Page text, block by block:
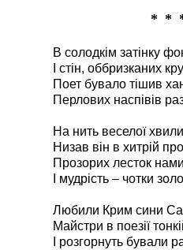
* *
В солодкім затінку
І стін, оббризканих
Поет бувало тішив
Перлових наспівів
На нить веселої
Низав він в хитрій
Прозорих лесток
І мудрість – чотки
Любили Крим сини
Майстри в поезії
І розгорнуть бували